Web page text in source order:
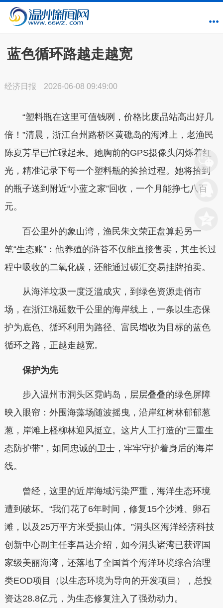
蓝色循环路越走越宽
经济日报 2026-06-08 09:49:00
“塑料瓶在这里可值钱咧，价格比废品站高出好几
倍！”清晨，浙江台州路桥区黄礁岛的海滩上，老渔民
陈夏芳早已忙碌起来。她胸前的GPS摄像头闪烁着红
光，精准记录下每一个塑料瓶的捡拾过程。她将拾到
的瓶子送到附近“小蓝之家”回收，一个月能挣七八百
元。
百公里外的象山湾，渔民朱文荣正盘算起另一
笔“生态账”：他养殖的浒苔不仅能直接售卖，其生长过
程中吸收的二氧化碳，还能通过碳汇交易挂牌拍卖。
从海洋垃圾一度泛滥成灾，到绿色资源走俏市
场，在浙江绵延数千公里的海岸线上，一条以生态保
护为底色、循环利用为路径、富民增收为目标的蓝色
循环之路，正越走越宽。
保护为先
步入温州市洞头区霓屿岛，层层叠叠的绿色屏障
映入眼帘：外围海藻场随波摇曳，沿岸红树林郁郁葱
葱，岸滩上柽柳林迎风挺立。这片人工打造的“三重生
态防护带”，如同忠诚的卫士，牢牢守护着身后的海岸
线。
曾经，这里的近岸海域污染严重，海洋生态环境
遭到破坏。“我们花了6年时间，修复15个沙滩、卵石
滩，以及25万平方米受损山体。”洞头区海洋经济科技
创新中心副主任李昌达介绍，如今洞头诸湾已获评国
家级美丽海湾，还落地了全国首个海洋环境综合治理
类EOD项目（以生态环境为导向的开发项目），总投
资达28.8亿元，为生态修复注入了强劲动力。